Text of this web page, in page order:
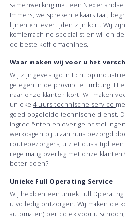
samenwerking met een Nederlandse
Immers, we spreken elkaars taal,
lijnen en levertijden zijn kort. Wij
koffiemachine specialist en willen
de beste koffiemachines.
Waar maken wij voor u het
Wij zijn gevestigd in Echt op
gelegen in de provincie Limburg.
naar onze klanten kort. Wij maken
unieke4 uurs technische service
goed opgeleide technische dienst.
ingrediënten en overige
werkdagen bij u aan huis bezorgd
routebezorgers; u ziet dus altijd
regelmatig overleg met onze
beter doen?
Unieke Full Operating Service
Wij hebben een uniek Full
u volledig ontzorgen. Wij maken de
automaten) periodiek voor u